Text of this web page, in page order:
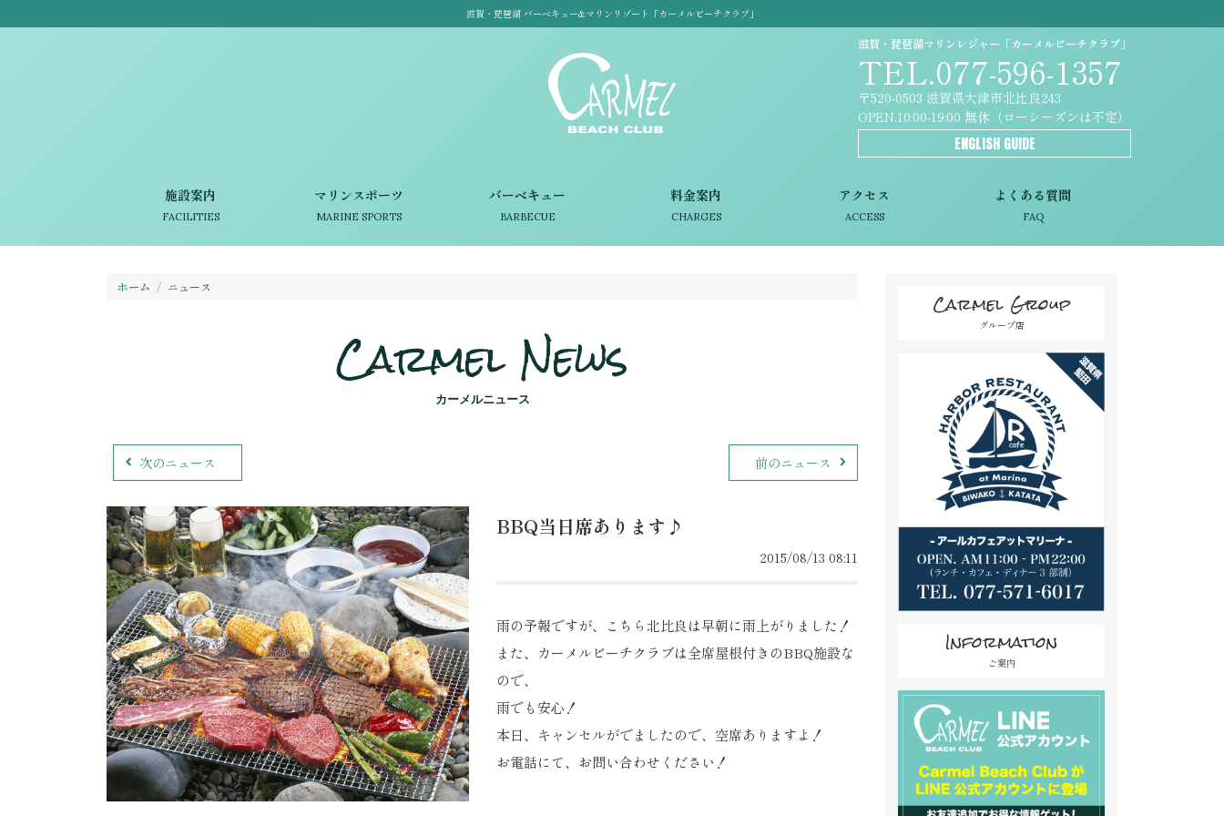
滋賀・琵琶湖 バーベキュー&マリンリゾート「カーメルビーチクラブ」
施設案内
FACILITIES
マリンスポーツ
MARINE SPORTS
バーベキュー
BARBECUE
料金案内
CHARGES
アクセス
ACCESS
よくある質問
FAQ
滋賀・琵琶湖マリンレジャー「カーメルビーチクラブ」
TEL.077-596-1357
〒520-0503 滋賀県大津市北比良243
OPEN.10:00-19:00 無休（ローシーズンは不定）
ENGLISH GUIDE
ホーム ニュース
Carmel News
カーメルニュース
次のニュース 前のニュース
BBQ当日席あります♪
2015/08/13 08:11
雨の予報ですが、こちら北比良は早朝に雨上がりました！
また、カーメルビーチクラブは全席屋根付きのBBQ施設な
ので、
雨でも安心！
本日、キャンセルがでましたので、空席ありますよ！
お電話にて、お問い合わせください！
Carmel Group
グループ店
Information
ご案内